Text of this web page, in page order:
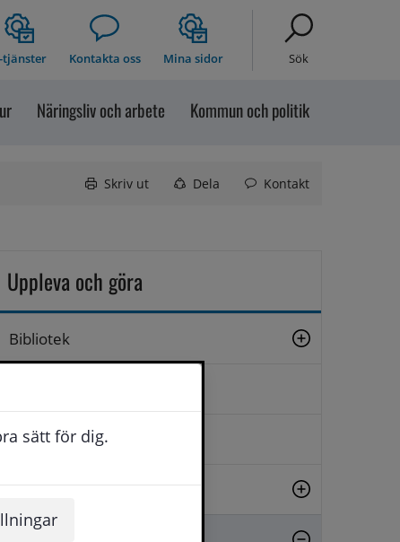
sätt för dig.
tjänster Kontakta oss Mina sidor Sök
Näringsliv och arbete Kommun och politik
Skriv ut Dela Kontakt
Uppleva och göra
Bibliotek
Evenemang
Fritid